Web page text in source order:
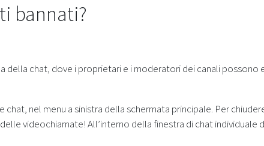
bannati?
chat, dove i proprietari e i moderatori dei canali possono
nel menu a sinistra della schermata principale. Per
videochiamate! All’interno della finestra di chat